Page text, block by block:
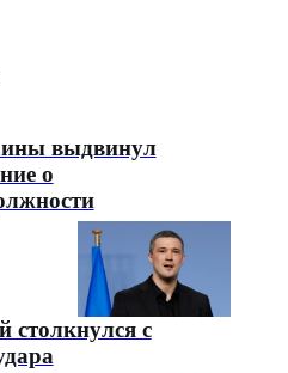
выдвинул
о
столкнулся с